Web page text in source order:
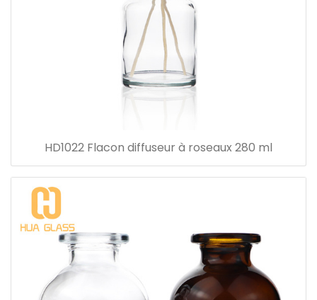
HD1022 Flacon diffuseur à roseaux 280 ml